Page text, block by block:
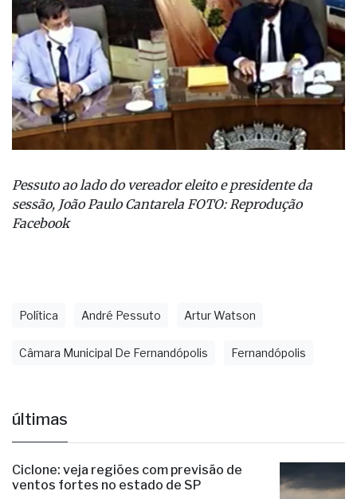
Pessuto ao lado do vereador eleito e presidente da
sessão, João Paulo Cantarela FOTO: Reprodução
Facebook
Política André Pessuto Artur Watson
Câmara Municipal De Fernandópolis Fernandópolis
últimas
Ciclone: veja regiões com previsão de
ventos fortes no estado de SP